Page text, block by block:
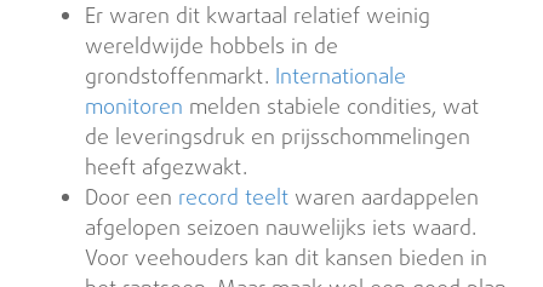
Er waren dit kwartaal relatief weinig
wereldwijde hobbels in de
grondstoffenmarkt. Internationale
monitoren melden stabiele condities, wat
de leveringsdruk en prijsschommelingen
heeft afgezwakt.
Door een record teelt waren aardappelen
afgelopen seizoen nauwelijks iets waard.
Voor veehouders kan dit kansen bieden in